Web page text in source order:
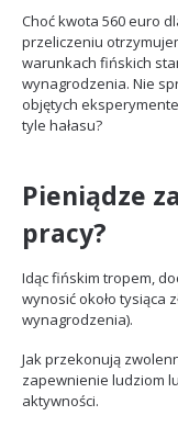
Choć kwota 560 euro
przeliczeniu
warunkach fińskich
wynagrodzenia. Nie
objętych
tyle hałasu?
Pieniądze
pracy?
Idąc fińskim tropem,
wynosić około tysiąca
wynagrodzenia).
Jak przekonują
zapewnienie ludziom
aktywności.